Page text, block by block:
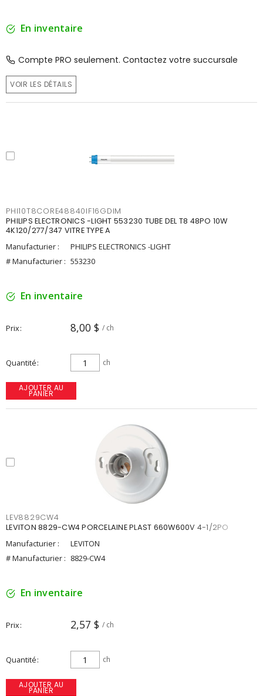
En inventaire
Compte PRO seulement. Contactez votre succursale
VOIR LES DÉTAILS
PHI10T8CORE48840IF16GDIM
PHILIPS ELECTRONICS -LIGHT 553230 TUBE DEL T8 48PO 10W
4K120/277/347 VITRE TYPE A
Manufacturier :
PHILIPS ELECTRONICS -LIGHT
# Manufacturier : 553230
En inventaire
Prix 8,00 $ / ch
Quantité ch
AJOUTER AU
PANIER
LEV8829CW4
LEVITON 8829-CW4 PORCELAINE PLAST 660W600V 4-1/2PO
Manufacturier :
LEVITON
# Manufacturier : 8829-CW4
En inventaire
Prix 2,57 $ / ch
Quantité ch
AJOUTER AU
PANIER